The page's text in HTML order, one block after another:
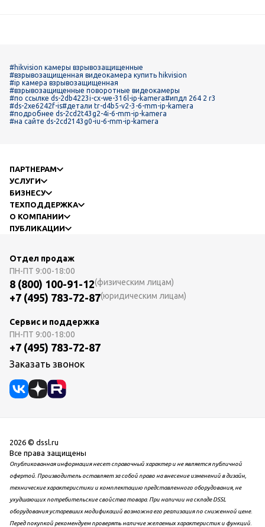
#hikvision камеры взрывозащищенные
#взрывозащищенная видеокамера купить hikvision
#ip камера взрывозащищенная
#взрывозащищенные поворотные видеокамеры
#по ссылке ds-2db4223i-cx-we-316l-ip-kamera#ипдл 264 2 r3
#ds-2xe6242f-is#детали tr-d4b5-v2-3-6-mm-ip-kamera
#подробнее ds-2cd2t43g2-4i-6-mm-ip-kamera
#на сайте ds-2cd2143g0-iu-6-mm-ip-kamera
ПАРТНЕРАМ
УСЛУГИ
БИЗНЕСУ
ТЕХПОДДЕРЖКА
О КОМПАНИИ
ПУБЛИКАЦИИ
Отдел продаж
ПН-ПТ 9:00-18:00
8 (800) 100-91-12(физическим лицам)
+7 (495) 783-72-87(юридическим лицам)
Сервис и поддержка
ПН-ПТ 9:00-18:00
+7 (495) 783-72-87
Заказать звонок
2026 © dssl.ru
Все права защищены
Опубликованная информация несет справочный характер и не является публичной
офертой. Производитель оставляет за собой право на внесение изменений в дизайн,
технические характеристики и комплектацию представленного оборудования, не
ухудшающих потребительские свойства товара. При наличии на складе DSSL
оборудования устаревших модификаций возможна его реализация по сниженной цене.
Перед покупкой рекомендуем проверять наличие желаемых характеристик и функций.